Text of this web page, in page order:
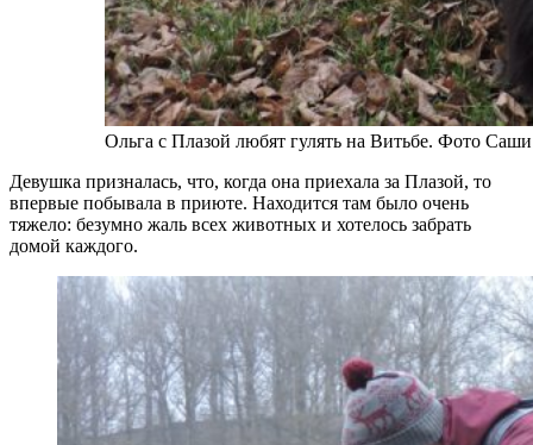
Ольга с Плазой любят гулять на Витьбе. Фото
Девушка призналась, что, когда она приехала за Плазой, то
впервые побывала в приюте. Находится там было очень
тяжело: безумно жаль всех животных и хотелось забрать
домой каждого.